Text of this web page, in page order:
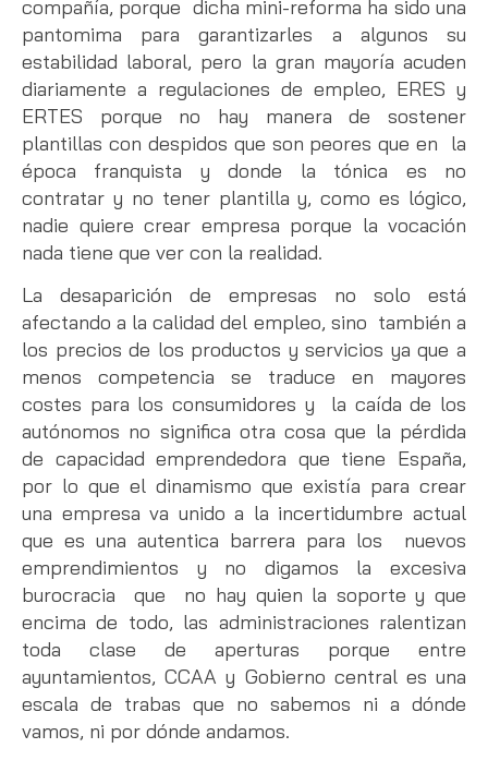
compañía, porque dicha mini-reforma ha sido una
pantomima para garantizarles a algunos su
estabilidad laboral, pero la gran mayoría acuden
diariamente a regulaciones de empleo, ERES y
ERTES porque no hay manera de sostener
plantillas con despidos que son peores que en la
época franquista y donde la tónica es no
contratar y no tener plantilla y, como es lógico,
nadie quiere crear empresa porque la vocación
nada tiene que ver con la realidad.
La desaparición de empresas no solo está
afectando a la calidad del empleo, sino también a
los precios de los productos y servicios ya que a
menos competencia se traduce en mayores
costes para los consumidores y la caída de los
autónomos no significa otra cosa que la pérdida
de capacidad emprendedora que tiene España,
por lo que el dinamismo que existía para crear
una empresa va unido a la incertidumbre actual
que es una autentica barrera para los nuevos
emprendimientos y no digamos la excesiva
burocracia que no hay quien la soporte y que
encima de todo, las administraciones ralentizan
toda clase de aperturas porque entre
ayuntamientos, CCAA y Gobierno central es una
escala de trabas que no sabemos ni a dónde
vamos, ni por dónde andamos.